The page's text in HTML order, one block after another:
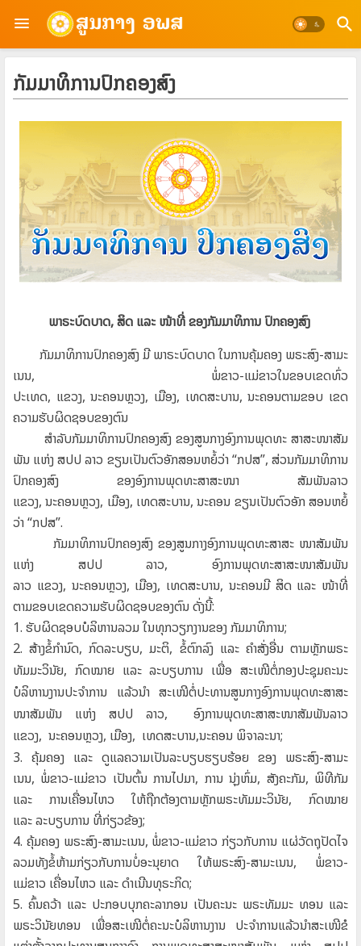
ກັມມາທິການປົກຄອງສົງ
ພາຣະບົດບາດ,ສິດ ແລະ ໜ້າທີ່ ຂອງກັມມາທິການປົກຄອງສົງ
ກັມມາທິການປົກຄອງສົງ ມີ ພາຣະບົດບາດ ໃນການຄຸ້ມຄອງ ພຣະສົງ-ສາມະ
ເນນ, ພໍ່ຂາວ-ແມ່ຂາວໃນຂອບເຂດທົ່ວ
ປະເທດ, ແຂວງ,ນະຄອນຫຼວງ, ເມືອງ, ເທດສະບານ,ນະຄອນຕາມຂອບ ເຂດ
ຄວາມຮັບຜິດຊອບຂອງຕົນ
ສໍາລັບກັມມາທິການປົກຄອງສົງ ຂອງສູນກາງອົງການພຸດທະສາສະໜາສັມ
ພັນ ແຫ່ງ ສປປ ລາວ ຂຽນເປັນຕົວອັກສອນຫຍໍ້ວ່າ“ກປສ”,ສ່ວນກັມມາທິການ
ປົກຄອງສົງ ຂອງອົງການພຸດທະສາສະໜາ
ສັມພັນລາວ
ແຂວງ,ນະຄອນຫຼວງ, ເມືອງ, ເທດສະບານ,ນະຄອນ ຂຽນເປັນຕົວອັກ ສອນຫຍໍ້
ວ່າ“ກປສ”.
ກັມມາທິການປົກຄອງສົງ ຂອງສູນກາງອົງການພຸດທະສາສະ ໜາສັມພັນ
ແຫ່ງ ສປປ ລາວ,ອົງການພຸດທະສາສະໜາສັມພັນ
ລາວ ແຂວງ, ນະຄອນຫຼວງ, ເມືອງ, ເທດສະບານ, ນະຄອນມີ ສິດ ແລະ ໜ້າທີ່
ຕາມຂອບເຂດຄວາມຮັບຜິດຊອບຂອງຕົນ ດັ່ງນີ້:
1.ຮັບຜິດຊອບບໍລິຫານລວມ ໃນທຸກວຽກງານຂອງກັມມາທິການ;
2.ສ້າງຂໍ້ກໍານົດ,ກົດລະບຽບ,ມະຕິ, ຂໍ້ຕົກລົງ ແລະ ຄໍາສັ່ງອື່ນ ຕາມຫຼັກພຣະ
ທັມມະວິນັຍ, ກົດໝາຍ ແລະ ລະບຽບການ ເພື່ອ ສະເໜີຕໍ່ກອງປະຊຸມຄະນະ
ບໍລິຫານງານປະຈໍາການ ແລ້ວນໍາ ສະເໜີຕໍ່ປະທານສູນກາງອົງການພຸດທະສາສະ
ໜາສັມພັນ ແຫ່ງ
ສປປ ລາວ, ອົງການພຸດທະສາສະໜາສັມພັນລາວ
ແຂວງ, ນະຄອນຫຼວງ, ເມືອງ, ເທດສະບານ,ນະຄອນ ພິຈາລະນາ;
3. ຄຸ້ມຄອງ ແລະ ດູແລຄວາມເປັນລະບຽບຮຽບຮ້ອຍ ຂອງ ພຣະສົງ-ສາມະ
ເນນ, ພໍ່ຂາວ-ແມ່ຂາວ ເປັນຕົ້ນ ການໄປມາ, ການ ນຸ່ງຫົ່ມ, ສັງຄະກັມ, ພິທີກັມ
ແລະ ການເຄື່ອນໄຫວ
ໃຫ້ຖືກຕ້ອງຕາມຫຼັກພຣະທັມມະວິນັຍ, ກົດໝາຍ
ແລະລະບຽບການ ທີ່ກ່ຽວຂ້ອງ;
4. ຄຸ້ມຄອງ ພຣະສົງ-ສາມະເນນ, ພໍ່ຂາວ-ແມ່ຂາວ ກ່ຽວກັບການ ແຜ່ວັດຖຸປັດໄຈ
ລວມທັງຂໍ້ຫ້າມກ່ຽວກັບການບໍ່ອະນຸຍາດ
ໃຫ້ພຣະສົງ-ສາມະເນນ, ພໍ່ຂາວ-
ແມ່ຂາວ ເຄື່ອນໄຫວ ແລະດໍາເນີນທຸຣະກິດ;
5. ຄົ້ນຄວ້າ ແລະ ປະກອບບຸກຄະລາກອນ ເປັນຄະນະ ພຣະທັມມະ ທອນ ແລະ
ພຣະວິນັຍທອນ ເພື່ອສະເໜີຕໍ່ຄະນະບໍລິຫານງານ ປະຈໍາການແລ້ວນໍາສະເໜີຂໍ